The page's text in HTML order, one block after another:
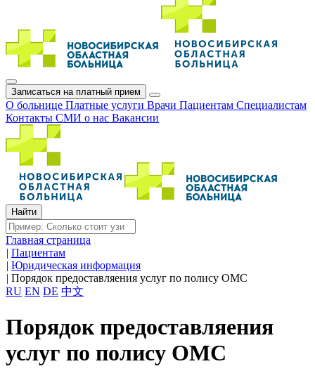
Записаться на платный прием
О больнице Платные услуги Врачи Пациентам Специалистам
Контакты СМИ о нас Вакансии
Главная страница
| Пациентам
| Юридическая информация
| Порядок предоставляения услуг по полису ОМС
RU EN DE 中文
Порядок предоставляения
услуг по полису ОМС